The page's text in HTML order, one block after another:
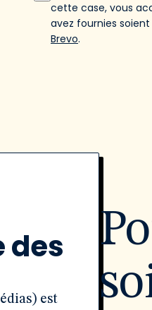
cette case, vous
avez fournies
Brevo.
des
est